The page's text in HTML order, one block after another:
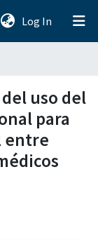
Log In (current)
uso del
para
entre